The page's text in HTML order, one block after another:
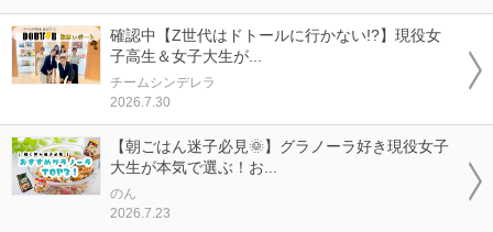
確認中【Z世代はドトールに行かない!?】現役女
子高生＆女子大生が...
チームシンデレラ
2026.7.30
【朝ごはん迷子必見🌞】グラノーラ好き現役女子
大生が本気で選ぶ！お...
のん
2026.7.23